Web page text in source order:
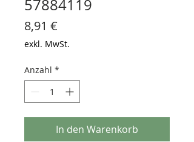
57884119
8,91 €
exkl. MwSt.
Anzahl *
In den Warenkorb